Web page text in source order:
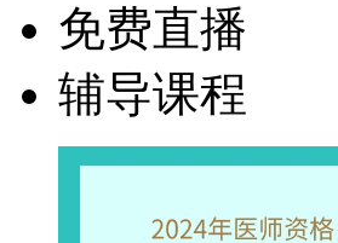
免费直播
辅导课程